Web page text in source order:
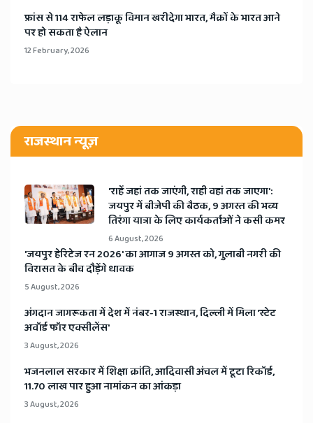
​फ्रांस से 114 राफेल लड़ाकू विमान खरीदेगा भारत, मैक्रों के भारत आने
पर हो सकता है ऐलान
12 February, 2026
राजस्थान न्यूज़
'राहें जहां तक जाएंगी, राही वहां तक जाएगा':
जयपुर में बीजेपी की बैठक, 9 अगस्त की भव्य
तिरंगा यात्रा के लिए कार्यकर्ताओं ने कसी कमर
6 August, 2026
​'जयपुर हेरिटेज रन 2026' का आगाज 9 अगस्त को, गुलाबी नगरी की
विरासत के बीच दौड़ेंगे धावक
5 August, 2026
अंगदान जागरूकता में देश में नंबर-1 राजस्थान, दिल्ली में मिला 'स्टेट
अवॉर्ड फॉर एक्सीलेंस'
3 August, 2026
भजनलाल सरकार में शिक्षा क्रांति, आदिवासी अंचल में टूटा रिकॉर्ड,
11.70 लाख पार हुआ नामांकन का आंकड़ा
3 August, 2026